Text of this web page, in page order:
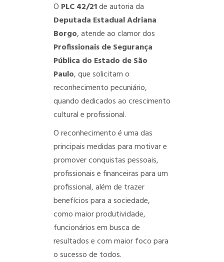
O PLC 42/21de autoria da
Deputada Estadual Adriana
Borgo, atende ao clamor dos
Profissionais de Segurança
Pública do Estado de São
Paulo, que solicitam o
reconhecimento pecuniário,
quando dedicados ao crescimento
cultural e profissional.
O reconhecimento é uma das
principais medidas para motivar e
promover conquistas pessoais,
profissionais e financeiras para um
profissional, além de trazer
benefícios para a sociedade,
como maior produtividade,
funcionários em busca de
resultados e com maior foco para
o sucesso de todos.